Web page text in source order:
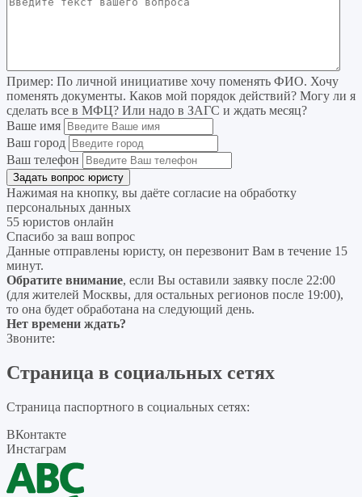
Пример: По личной инициативе хочу поменять ФИО. Хочу
поменять документы. Каков мой порядок действий? Могу ли я
сделать все в МФЦ? Или надо в ЗАГС и ждать месяц?
Ваше имя
Ваш город
Ваш телефон
Нажимая на кнопку, вы даёте согласие на обработку
персональных данных
55 юристов онлайн
Спасибо за ваш вопрос
Данные отправлены юристу, он перезвонит Вам в течение 15
минут.
Обратите внимание, если Вы оставили заявку после 22:00
(для жителей Москвы, для остальных регионов после 19:00),
то она будет обработана на следующий день.
Нет времени ждать?
Звоните:
Страница в социальных сетях
Страница паспортного в социальных сетях:
ВКонтакте
Инстаграм